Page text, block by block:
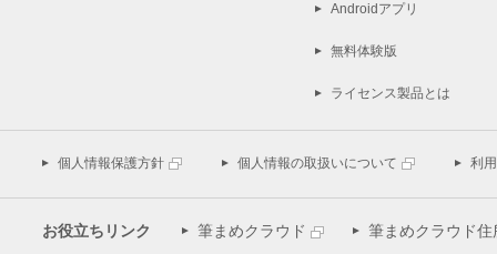
Androidアプリ
無料体験版
ライセンス製品とは
個人情報保護方針 個人情報の取扱いについて 利
お役立ちリンク 筆まめクラウド 筆まめクラウド住